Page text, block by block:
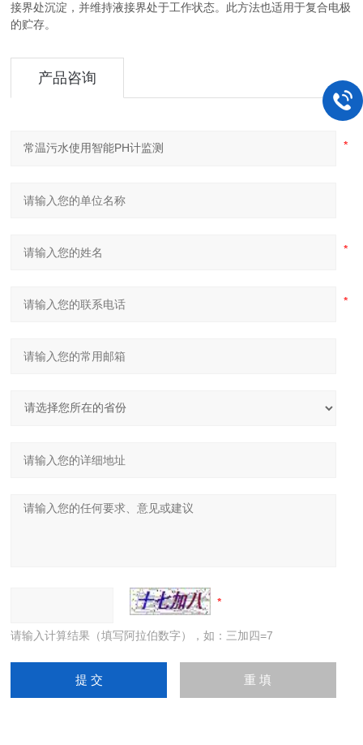
接界处沉淀，并维持液接界处于工作状态。此方法也适用于复合电极
的贮存。
产品咨询
请输入计算结果（填写阿拉伯数字），如：三加四=7